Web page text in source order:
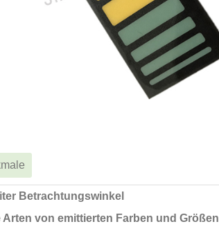
Betrachtungswinkel
Arten von emittierten Farben und Größen